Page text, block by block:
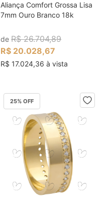
Aliança Comfort Grossa Lisa
7mm Ouro Branco 18k
deR$ 26.704,89
R$ 20.028,67
R$ 17.024,36 à vista
25% OFF